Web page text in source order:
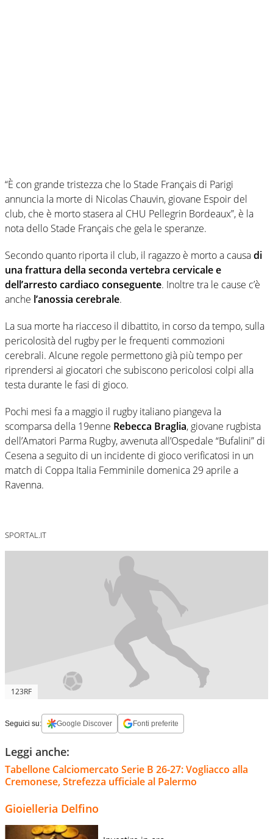
“È con grande tristezza che lo Stade Français di Parigi
annuncia la morte di Nicolas Chauvin, giovane Espoir del
club, che è morto stasera al CHU Pellegrin Bordeaux”, è la
nota dello Stade Français che gela le speranze.
Secondo quanto riporta il club, il ragazzo è morto a causadi
una frattura della seconda vertebra cervicale e
dell’arresto cardiaco conseguente. Inoltre tra le cause c’è
anche l’anossia cerebrale.
La sua morte ha riacceso il dibattito, in corso da tempo, sulla
pericolosità del rugby per le frequenti commozioni
cerebrali. Alcune regole permettono già più tempo per
riprendersi ai giocatori che subiscono pericolosi colpi alla
testa durante le fasi di gioco.
Pochi mesi fa a maggio il rugby italiano piangeva la
scomparsa della 19enne Rebecca Braglia, giovane rugbista
dell’Amatori Parma Rugby, avvenuta all’Ospedale “Bufalini” di
Cesena a seguito di un incidente di gioco verificatosi in un
match di Coppa Italia Femminile domenica 29 aprile a
Ravenna.
SPORTAL.IT
123RF
Seguici su: Google Discover Fonti preferite
Leggi anche:
Tabellone Calciomercato Serie B 26-27: Vogliacco alla
Cremonese, Strefezza ufficiale al Palermo
Gioielleria Delfino